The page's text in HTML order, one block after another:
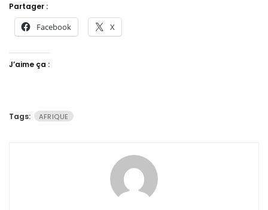
Partager :
Facebook X
J’aime ça :
Tags: AFRIQUE